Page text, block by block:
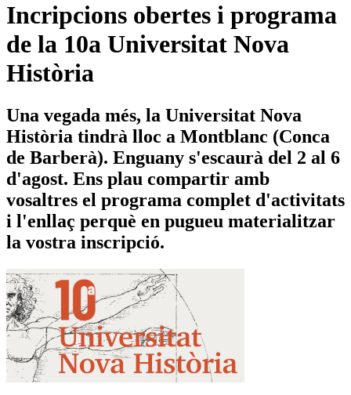
Incripcions obertes i programa
de la 10a Universitat Nova
Història
Una vegada més, la Universitat Nova
Història tindrà lloc a Montblanc (Conca
de Barberà). Enguany s'escaurà del 2 al 6
d'agost. Ens plau compartir amb
vosaltres el programa complet d'activitats
i l'enllaç perquè en pugueu materialitzar
la vostra inscripció.